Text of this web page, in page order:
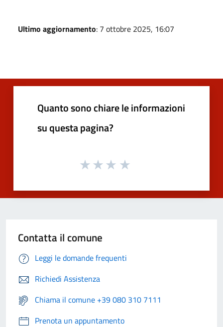
Ultimo aggiornamento: 7 ottobre 2025, 16:07
Quanto sono chiare le informazioni
su questa pagina?
Contatta il comune
Leggi le domande frequenti
Richiedi Assistenza
Chiama il comune +39 080 310 7111
Prenota un appuntamento